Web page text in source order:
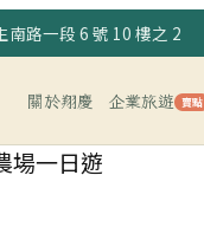
南路一段 6 號 10 樓之 2
關於翔慶 企業旅遊 賣點
場一日遊